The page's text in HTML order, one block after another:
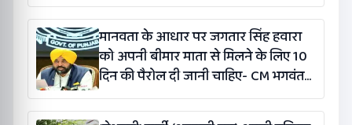
मानवता के आधार पर जगतार सिंह हवारा
को अपनी बीमार माता से मिलने के लिए 10
दिन की पैरोल दी जानी चाहिए- CM भगवंत
सिंह मान